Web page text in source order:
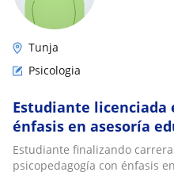
Tunja
Psicologia
Estudiante licenciada
énfasis en asesoría
finalizando mis
Estudiante finalizando
psicopedagogía con énfasis